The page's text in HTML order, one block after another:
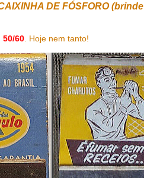
DE FÓSFORO (brinde
50/60. Hoje nem tanto!